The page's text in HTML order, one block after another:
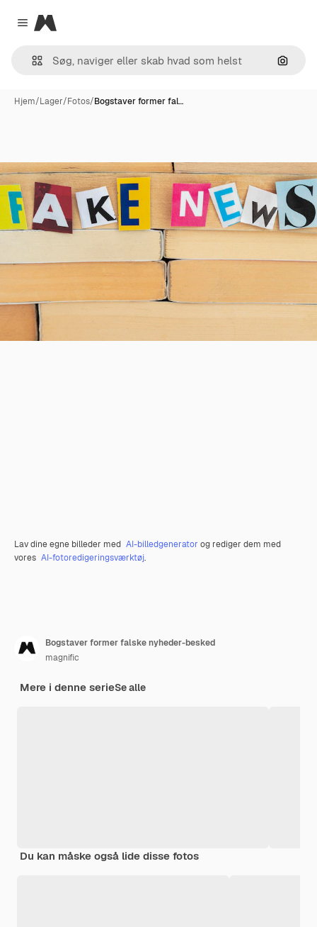
Close menu
Magnific
Søg
Hjem/Lager/Fotos/Bogstaver former fal…
Lav dine egne billeder med AI-billedgenerator og rediger dem med
vores AI-fotoredigeringsværktøj.
Bogstaver former falske nyheder-besked
magnific
Mere i denne serieSe alle
Du kan måske også lide disse fotos